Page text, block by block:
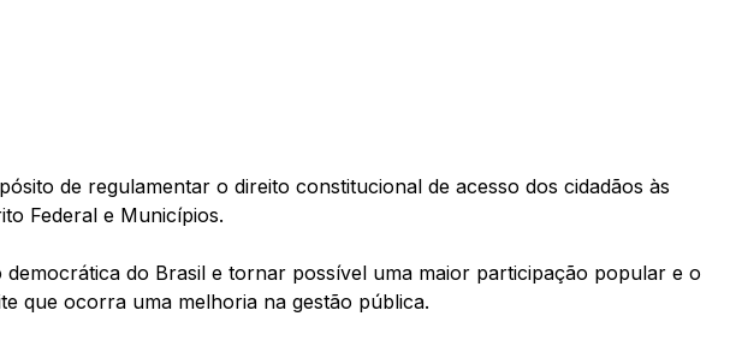
de regulamentar o direito constitucional de acesso dos cidadãos às
Federal e Municípios.
do Brasil e tornar possível uma maior participação popular e o
que ocorra uma melhoria na gestão pública.